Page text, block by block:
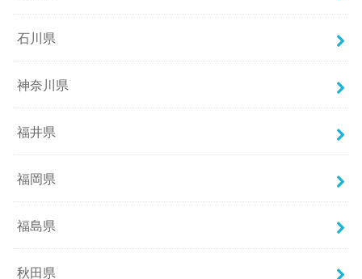
石川県
神奈川県
福井県
福岡県
福島県
秋田県